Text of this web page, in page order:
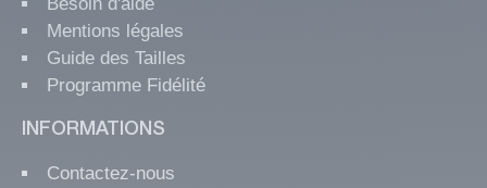
Mentions légales
Guide des Tailles
Programme Fidélité
INFORMATIONS
Contactez-nous